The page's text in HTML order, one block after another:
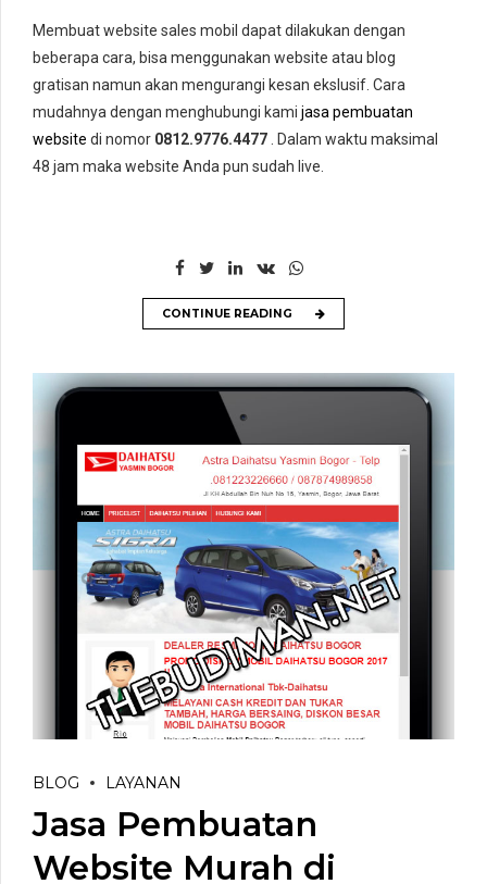
Membuat website sales mobil dapat dilakukan dengan
beberapa cara, bisa menggunakan website atau blog
gratisan namun akan mengurangi kesan ekslusif. Cara
mudahnya dengan menghubungi kami jasa pembuatan
website di nomor 0812.9776.4477 . Dalam waktu maksimal
48 jam maka website Anda pun sudah live.
CONTINUE READING
BLOG LAYANAN
Jasa Pembuatan
Website Murah di